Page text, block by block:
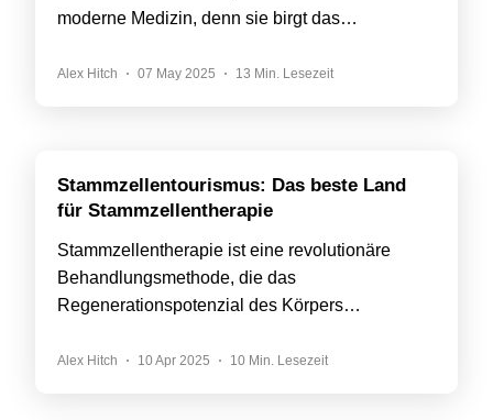
moderne Medizin, denn sie birgt das…
Alex Hitch 07 May 2025 13 Min. Lesezeit
Stammzellentourismus: Das beste Land
für Stammzellentherapie
Stammzellentherapie ist eine revolutionäre
Behandlungsmethode, die das
Regenerationspotenzial des Körpers…
Alex Hitch 10 Apr 2025 10 Min. Lesezeit